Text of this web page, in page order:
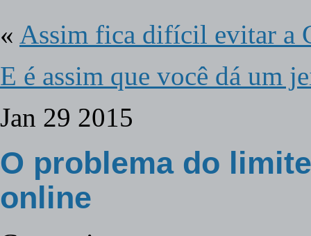
« Assim fica difícil evitar a
E é assim que você dá um
Jan 29 2015
O problema do
online